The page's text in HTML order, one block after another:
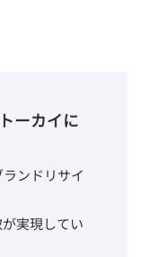
ーカイに
ンドリサイ
実現してい